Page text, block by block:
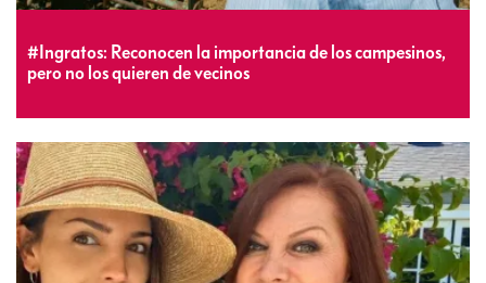
#Ingratos: Reconocen la importancia de los campesinos,
pero no los quieren de vecinos